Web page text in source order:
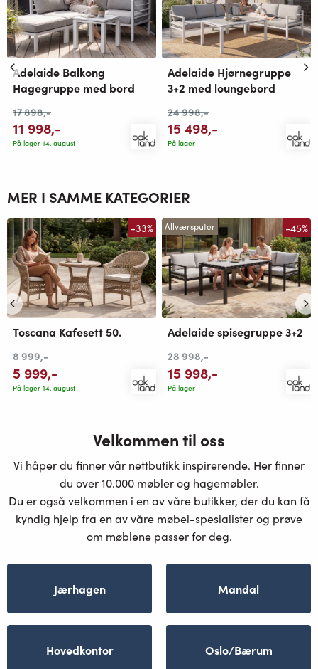
Adelaide Balkong
Hagegruppe med bord
17 898,-
11 998,-
På lager 14. august
Adelaide Hjørnegruppe
3+2 med loungebord
24 998,-
15 498,-
På lager
MER I SAMME KATEGORIER
-33%
Toscana Kafesett 50.
8 999,-
5 999,-
På lager 14. august
Allværsputer -45%
Adelaide spisegruppe 3+2
28 998,-
15 998,-
På lager
Velkommen til oss
Vi håper du finner vår nettbutikk inspirerende. Her finner
du over 10.000 møbler og hagemøbler.
Du er også velkommen i en av våre butikker, der du kan få
kyndig hjelp fra en av våre møbel-spesialister og prøve
om møblene passer for deg.
Jærhagen Mandal
Hovedkontor Oslo/Bærum